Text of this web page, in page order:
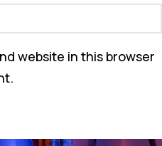
website in this browser